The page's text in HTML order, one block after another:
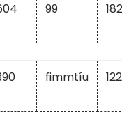
99 182
fimmtíu 122